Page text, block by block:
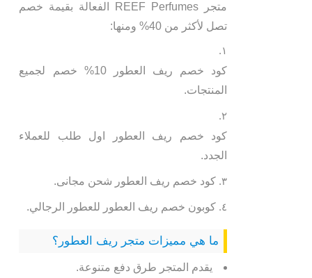
متجر REEF Perfumes الفعالة بقيمة خصم
تصل لأكثر من 40% ومنها:
كود خصم ريف العطور 10% خصم لجميع
المنتجات.
كود خصم ريف العطور اول طلب للعملاء
الجدد.
كود خصم ريف العطور شحن مجانى.
كوبون خصم ريف العطور للعطور الرجالي.
ما هي مميزات متجر ريف العطور؟
يقدم المتجر طرق دفع متنوعة.